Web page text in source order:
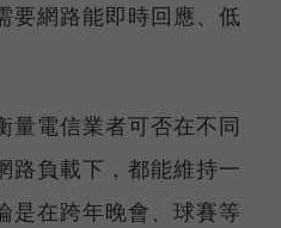
要網路能即時回應、低
量電信業者可否在不同
路負載下，都能維持一
是在跨年晚會、球賽等